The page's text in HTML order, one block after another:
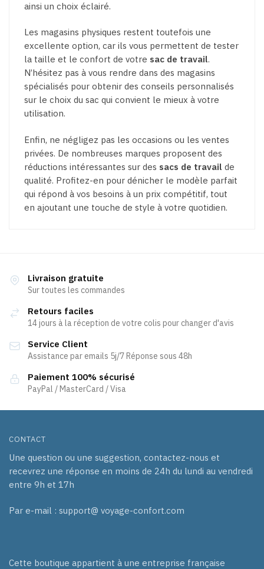
ainsi un choix éclairé.
Les magasins physiques restent toutefois une
excellente option, car ils vous permettent de tester
la taille et le confort de votre sac de travail.
N’hésitez pas à vous rendre dans des magasins
spécialisés pour obtenir des conseils personnalisés
sur le choix du sac qui convient le mieux à votre
utilisation.
Enfin, ne négligez pas les occasions ou les ventes
privées. De nombreuses marques proposent des
réductions intéressantes sur des sacs de travail de
qualité. Profitez-en pour dénicher le modèle parfait
qui répond à vos besoins à un prix compétitif, tout
en ajoutant une touche de style à votre quotidien.
Livraison gratuite
Sur toutes les commandes
Retours faciles
14 jours à la réception de votre colis pour changer d'avis
Service Client
Assistance par emails 5j/7 Réponse sous 48h
Paiement 100% sécurisé
PayPal / MasterCard / Visa
CONTACT
Une question ou une suggestion, contactez-nous et
recevrez une réponse en moins de 24h du lundi au vendredi
entre 9h et 17h
Par e-mail : support@ voyage-confort.com
Cette boutique appartient à une entreprise française